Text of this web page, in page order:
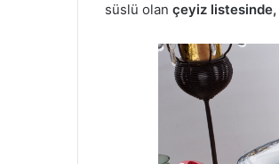
süslü olan çeyiz listesinde,